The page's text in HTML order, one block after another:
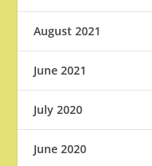
August 2021
June 2021
July 2020
June 2020